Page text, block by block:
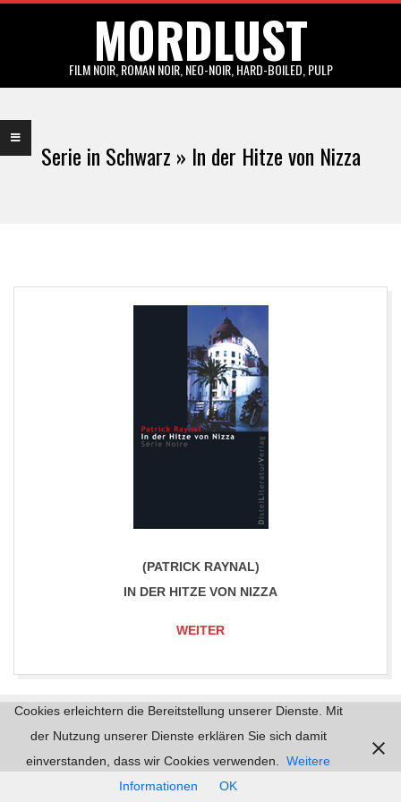
MORDLUST
FILM NOIR, ROMAN NOIR, NEO-NOIR, HARD-BOILED, PULP
Navigation
MenuSerie in Schwarz » In der Hitze von Nizza
(PATRICK RAYNAL)
IN DER HITZE VON NIZZA
WEITER
06-
Impressum |Datenschutz | © 2026mordlust.de
Cookies erleichtern die Bereitstellung unserer Dienste. Mit
der Nutzung unserer Dienste erklären Sie sich damit
einverstanden, dass wir Cookies verwenden.
Weitere
Informationen
OK